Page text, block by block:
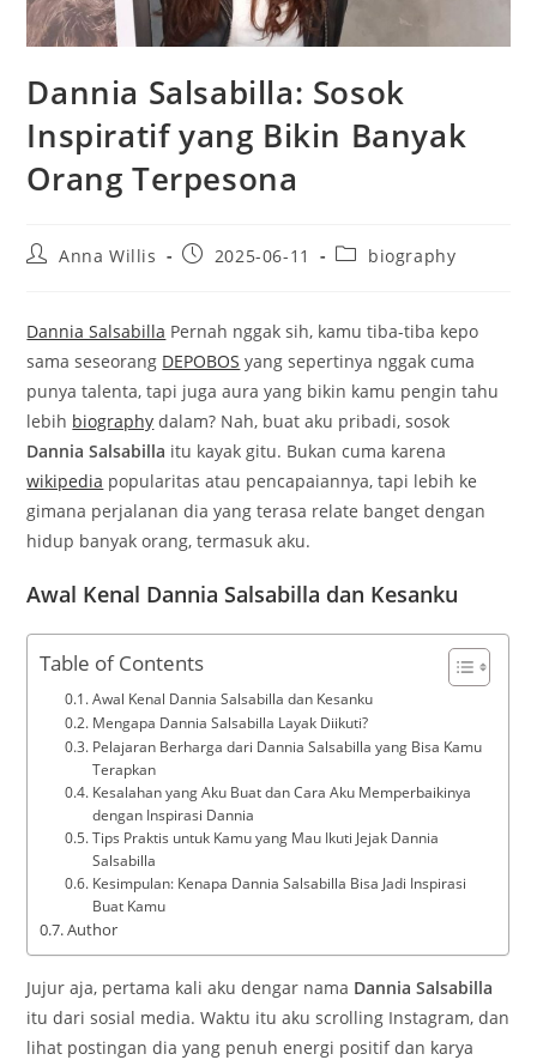
Dannia Salsabilla: Sosok
Inspiratif yang Bikin Banyak
Orang Terpesona
PostAnna Willis
Post2025-06-11
Postbiography
Dannia Salsabilla Pernah nggak sih, kamu tiba-tiba kepo
sama seseorang DEPOBOS yang sepertinya nggak cuma
punya talenta, tapi juga aura yang bikin kamu pengin tahu
lebih biography dalam? Nah, buat aku pribadi, sosok
Dannia Salsabilla itu kayak gitu. Bukan cuma karena
wikipedia popularitas atau pencapaiannya, tapi lebih ke
gimana perjalanan dia yang terasa relate banget dengan
hidup banyak orang, termasuk aku.
Awal Kenal Dannia Salsabilla dan Kesanku
Table of Contents
Awal Kenal Dannia Salsabilla dan Kesanku
Mengapa Dannia Salsabilla Layak Diikuti?
Pelajaran Berharga dari Dannia Salsabilla yang Bisa Kamu
Terapkan
Kesalahan yang Aku Buat dan Cara Aku Memperbaikinya
dengan Inspirasi Dannia
Tips Praktis untuk Kamu yang Mau Ikuti Jejak Dannia
Salsabilla
Kesimpulan: Kenapa Dannia Salsabilla Bisa Jadi Inspirasi
Buat Kamu
Author
Jujur aja, pertama kali aku dengar nama Dannia Salsabilla
itu dari sosial media. Waktu itu aku scrolling Instagram, dan
lihat postingan dia yang penuh energi positif dan karya